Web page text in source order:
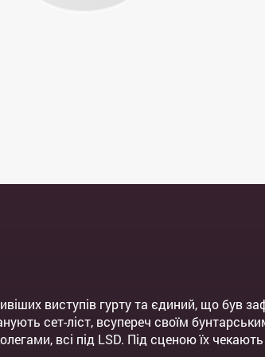
виступів гурту та єдиний, що був
сет-ліст, всупереч своїм
всі під LSD. Під сценою їх